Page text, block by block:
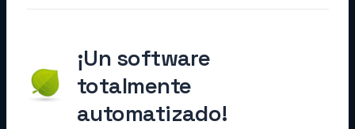
¡Un software
totalmente
automatizado!